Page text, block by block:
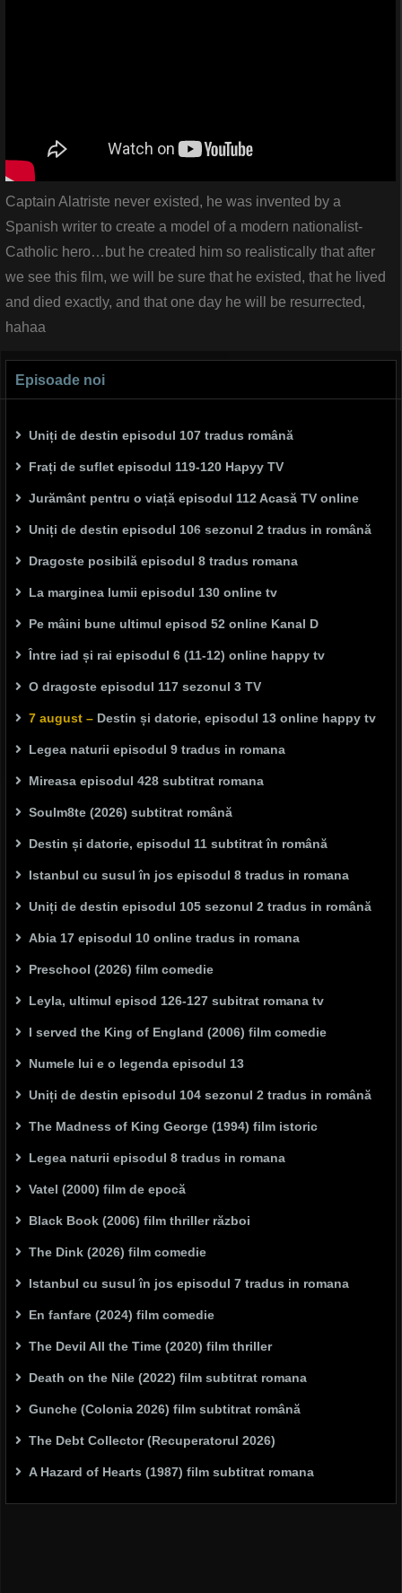
Captain Alatriste never existed, he was invented by a
Spanish writer to create a model of a modern nationalist-
Catholic hero…but he created him so realistically that after
we see this film, we will be sure that he existed, that he lived
and died exactly, and that one day he will be resurrected,
hahaa
Episoade noi
Uniți de destin episodul 107 tradus română
Frați de suflet episodul 119-120 Hapyy TV
Jurământ pentru o viață episodul 112 Acasă TV online
Uniți de destin episodul 106 sezonul 2 tradus in română
Dragoste posibilă episodul 8 tradus romana
La marginea lumii episodul 130 online tv
Pe mâini bune ultimul episod 52 online Kanal D
Între iad și rai episodul 6 (11-12) online happy tv
O dragoste episodul 117 sezonul 3 TV
7 august – Destin și datorie, episodul 13 online happy tv
Legea naturii episodul 9 tradus in romana
Mireasa episodul 428 subtitrat romana
Soulm8te (2026) subtitrat română
Destin și datorie, episodul 11 subtitrat în română
Istanbul cu susul în jos episodul 8 tradus in romana
Uniți de destin episodul 105 sezonul 2 tradus in română
Abia 17 episodul 10 online tradus in romana
Preschool (2026) film comedie
Leyla, ultimul episod 126-127 subitrat romana tv
I served the King of England (2006) film comedie
Numele lui e o legenda episodul 13
Uniți de destin episodul 104 sezonul 2 tradus in română
The Madness of King George (1994) film istoric
Legea naturii episodul 8 tradus in romana
Vatel (2000) film de epocă
Black Book (2006) film thriller război
The Dink (2026) film comedie
Istanbul cu susul în jos episodul 7 tradus in romana
En fanfare (2024) film comedie
The Devil All the Time (2020) film thriller
Death on the Nile (2022) film subtitrat romana
Gunche (Colonia 2026) film subtitrat română
The Debt Collector (Recuperatorul 2026)
A Hazard of Hearts (1987) film subtitrat romana